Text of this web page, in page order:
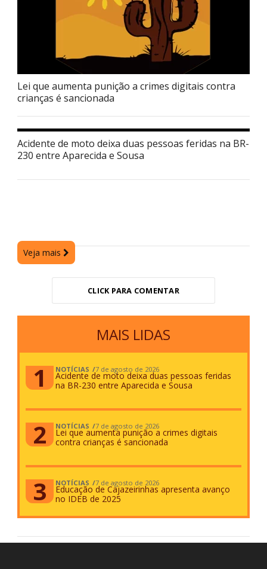
Lei que aumenta punição a crimes digitais contra
crianças é sancionada
Acidente de moto deixa duas pessoas feridas na BR-
230 entre Aparecida e Sousa
Veja mais
CLICK PARA COMENTAR
MAIS LIDAS
NOTÍCIAS 7 de agosto de 2026
Acidente de moto deixa duas pessoas feridas
na BR-230 entre Aparecida e Sousa
NOTÍCIAS 7 de agosto de 2026
Lei que aumenta punição a crimes digitais
contra crianças é sancionada
NOTÍCIAS 7 de agosto de 2026
Educação de Cajazeirinhas apresenta avanço
no IDEB de 2025